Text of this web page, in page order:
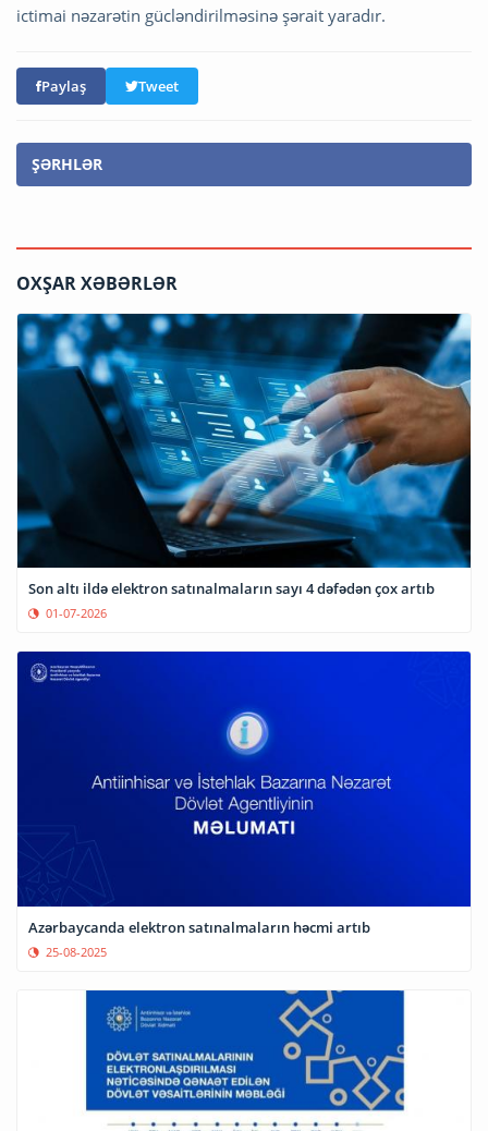
ictimai nəzarətin gücləndirilməsinə şərait yaradır.
Paylaş Tweet
ŞƏRHLƏR
OXŞAR XƏBƏRLƏR
Son altı ildə elektron satınalmaların sayı 4 dəfədən çox artıb
01-07-2026
Azərbaycanda elektron satınalmaların həcmi artıb
25-08-2025